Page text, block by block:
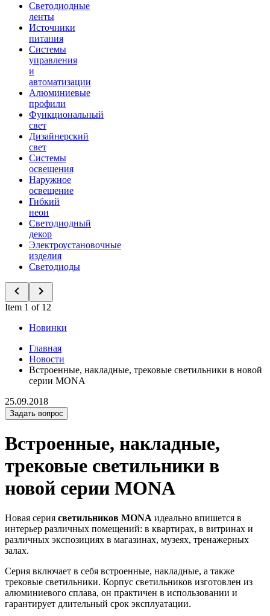
Светодиодные
ленты
Источники
питания
Системы
управления
и
автоматизации
Алюминиевые
профили
Функциональный
свет
Дизайнерский
свет
Системы
освещения
Наружное
освещение
Гибкий
неон
Светодиодный
декор
Электроустановочные
изделия
Светодиоды
Item 1 of 12
Новинки
Главная
Новости
Встроенные, накладные, трековые светильники в новой
серии MONA
25.09.2018
Задать вопрос
Встроенные, накладные,
трековые светильники в
новой серии MONA
Новая серия светильников MONA идеально впишется в
интерьер различных помещений: в квартирах, в витринах и
различных экспозициях в магазинах, музеях, тренажерных
залах.
Серия включает в себя встроенные, накладные, а также
трековые светильники. Корпус светильников изготовлен из
алюминиевого сплава, он практичен в использовании и
гарантирует длительный срок эксплуатации.